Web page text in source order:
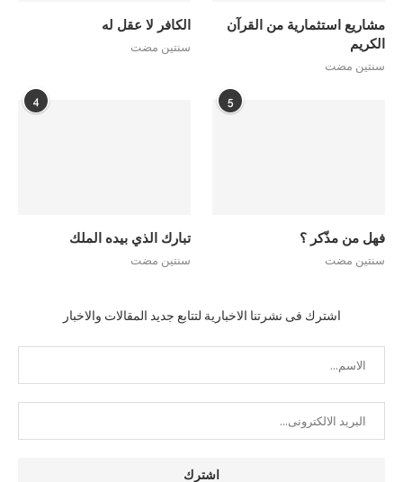
الكافر لا عقل له
سنتين مضت
مشاريع استثمارية من القرآن
الكريم
سنتين مضت
4
تبارك الذي بيده الملك
سنتين مضت
5
فهل من مذّكر ؟
سنتين مضت
اشترك فى نشرتنا الاخبارية لتتابع جديد المقالات والاخبار